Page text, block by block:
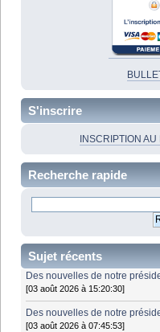
S'inscrire
INSCRIPTION
Recherche rapide
Sujet récents
Des nouvelles de notre
[03 août 2026 à 15:20:30]
Des nouvelles de notre
[03 août 2026 à 07:45:53]